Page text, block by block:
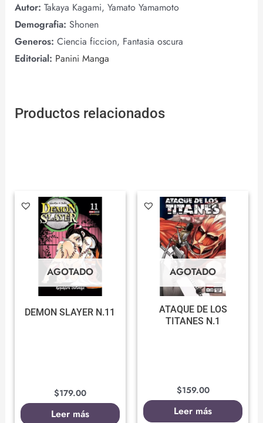
Autor: Takaya Kagami, Yamato Yamamoto
Demografia: Shonen
Generos: Ciencia ficcion, Fantasia oscura
Editorial: Panini Manga
Productos relacionados
AGOTADO
DEMON SLAYER N.11
$179.00
Leer más
AGOTADO
ATAQUE DE LOS
TITANES N.1
$159.00
Leer más